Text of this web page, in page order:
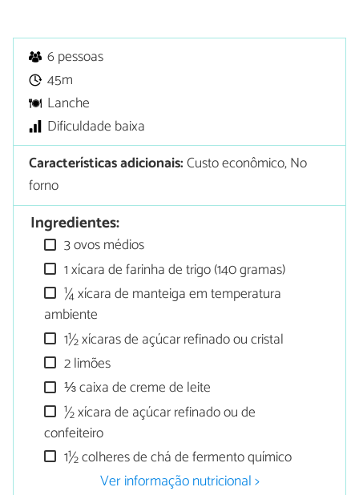
6 pessoas
45m
Lanche
Dificuldade baixa
Características adicionais:Custo econômico, No
forno
Ingredientes:
3 ovos médios
1 xícara de farinha de trigo (140 gramas)
¼ xícara de manteiga em temperatura
ambiente
1½ xícaras de açúcar refinado ou cristal
2 limões
⅓ caixa de creme de leite
½ xícara de açúcar refinado ou de
confeiteiro
1½ colheres de chá de fermento químico
Ver informação nutricional >